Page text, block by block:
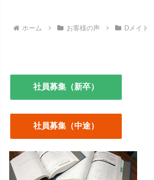
ホーム お客様の声 Dメイト
社員募集（新卒）
社員募集（中途）